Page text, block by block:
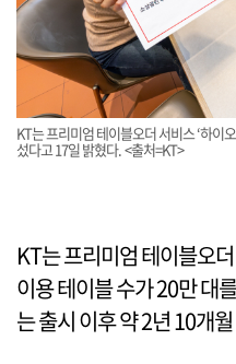
KT는 프리미엄 테이블오더 서비스 ‘하이
섰다고 17일 밝혔다. <출처=KT>
KT는 프리미엄 테이블오
이용 테이블 수가 20만 대
는 출시 이후 약 2년 10개